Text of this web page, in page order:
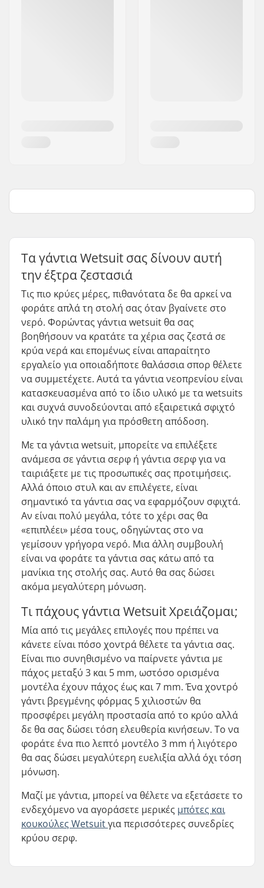
Τα γάντια Wetsuit σας δίνουν αυτή
την έξτρα ζεστασιά
Τις πιο κρύες μέρες, πιθανότατα δε θα αρκεί να
φοράτε απλά τη στολή σας όταν βγαίνετε στο
νερό. Φορώντας γάντια wetsuit θα σας
βοηθήσουν να κρατάτε τα χέρια σας ζεστά σε
κρύα νερά και επομένως είναι απαραίτητο
εργαλείο για οποιαδήποτε θαλάσσια σπορ θέλετε
να συμμετέχετε. Αυτά τα γάντια νεοπρενίου είναι
κατασκευασμένα από το ίδιο υλικό με τα wetsuits
και συχνά συνοδεύονται από εξαιρετικά σφιχτό
υλικό tην παλάμη για πρόσθετη απόδοση.
Με τα γάντια wetsuit, μπορείτε να επιλέξετε
ανάμεσα σε γάντια σερφ ή γάντια σερφ για να
ταιριάξετε με τις προσωπικές σας προτιμήσεις.
Αλλά όποιο στυλ και αν επιλέγετε, είναι
σημαντικό τα γάντια σας να εφαρμόζουν σφιχτά.
Αν είναι πολύ μεγάλα, τότε το χέρι σας θα
«επιπλέει» μέσα τους, οδηγώντας στο να
γεμίσουν γρήγορα νερό. Μια άλλη συμβουλή
είναι να φοράτε τα γάντια σας κάτω από τα
μανίκια της στολής σας. Αυτό θα σας δώσει
ακόμα μεγαλύτερη μόνωση.
Τι πάχους γάντια Wetsuit Χρειάζομαι;
Μία από τις μεγάλες επιλογές που πρέπει να
κάνετε είναι πόσο χοντρά θέλετε τα γάντια σας.
Είναι πιο συνηθισμένο να παίρνετε γάντια με
πάχος μεταξύ 3 και 5 mm, ωστόσο ορισμένα
μοντέλα έχουν πάχος έως και 7 mm. Ένα χοντρό
γάντι βρεγμένης φόρμας 5 χιλιοστών θα
προσφέρει μεγάλη προστασία από το κρύο αλλά
δε θα σας δώσει τόση ελευθερία κινήσεων. Το να
φοράτε ένα πιο λεπτό μοντέλο 3 mm ή λιγότερο
θα σας δώσει μεγαλύτερη ευελιξία αλλά όχι τόση
μόνωση.
Μαζί με γάντια, μπορεί να θέλετε να εξετάσετε το
ενδεχόμενο να αγοράσετε μερικές μπότες και
κουκούλες Wetsuitγια περισσότερες συνεδρίες
κρύου σερφ.